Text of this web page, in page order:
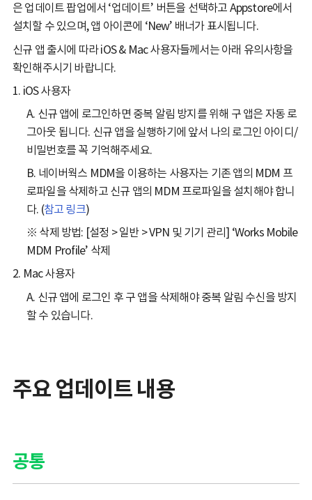
은 업데이트 팝업에서 ‘업데이트’ 버튼을 선택하고 Appstore에서
설치할 수 있으며, 앱 아이콘에 ‘New’ 배너가 표시됩니다.
신규 앱 출시에 따라 iOS & Mac 사용자들께서는 아래 유의사항을
확인해주시기 바랍니다.
1. iOS 사용자
A. 신규 앱에 로그인하면 중복 알림 방지를 위해 구 앱은 자동 로
그아웃 됩니다. 신규 앱을 실행하기에 앞서 나의 로그인 아이디/
비밀번호를 꼭 기억해주세요.
B. 네이버웍스 MDM을 이용하는 사용자는 기존 앱의 MDM 프
로파일을 삭제하고 신규 앱의 MDM 프로파일을 설치해야 합니
다. (참고 링크)
※ 삭제 방법: [설정 > 일반 > VPN 및 기기 관리] ‘Works Mobile
MDM Profile’ 삭제
2. Mac 사용자
A. 신규 앱에 로그인 후 구 앱을 삭제해야 중복 알림 수신을 방지
할 수 있습니다.
​주요 업데이트 내용
공통